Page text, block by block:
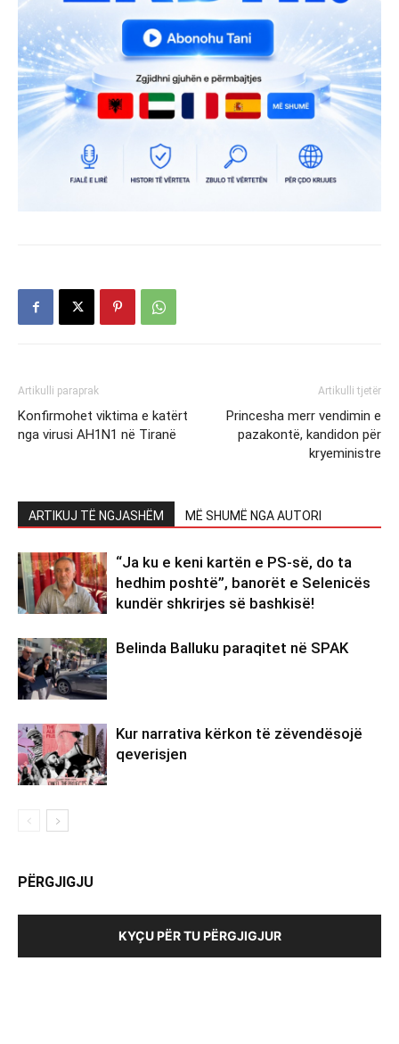
Artikulli paraprak
Konfirmohet viktima e katërt
nga virusi AH1N1 në Tiranë
Artikulli tjetër
Princesha merr vendimin e
pazakontë, kandidon për
kryeministre
ARTIKUJ TË NGJASHËM MË SHUMË NGA AUTORI
“Ja ku e keni kartën e PS-së, do ta
hedhim poshtë”, banorët e Selenicës
kundër shkrirjes së bashkisë!
Belinda Balluku paraqitet në SPAK
Kur narrativa kërkon të zëvendësojë
qeverisjen
PËRGJIGJU
KYÇU PËR TU PËRGJIGJUR